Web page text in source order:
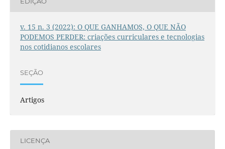
v. 15 n. 3 (2022): O QUE GANHAMOS, O QUE NÃO
PODEMOS PERDER: criações curriculares e tecnologias
nos cotidianos escolares
SEÇÃO
Artigos
LICENÇA